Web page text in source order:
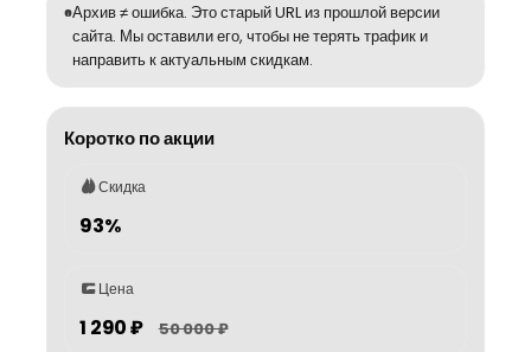
Архив ≠ ошибка. Это старый URL из прошлой версии
сайта. Мы оставили его, чтобы не терять трафик и
направить к актуальным скидкам.
Коротко по акции
Скидка
93%
Цена
1 290 ₽ 50 000 ₽